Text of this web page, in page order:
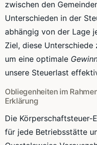
zwischen den
Unterschieden in der
abhängig von der Lage
Ziel, diese Unterschiede
um eine optimale
unsere Steuerlast
Obliegenheiten im
Erklärung
Die Körperschaftsteuer-
für jede Betriebsstätte